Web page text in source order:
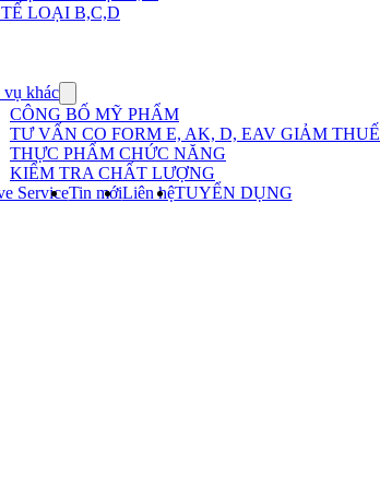
LOẠI B,C,D
khác
submenu
for
Dịch
vụ
khác
CÔNG BỐ MỸ PHẨM
TƯ VẤN CO FORM E, AK, D, EAV GIẢM THUẾ
THỰC PHẨM CHỨC NĂNG
KIỂM TRA CHẤT LƯỢNG
ServiceTin mớiLiên hệTUYỂN DỤNG